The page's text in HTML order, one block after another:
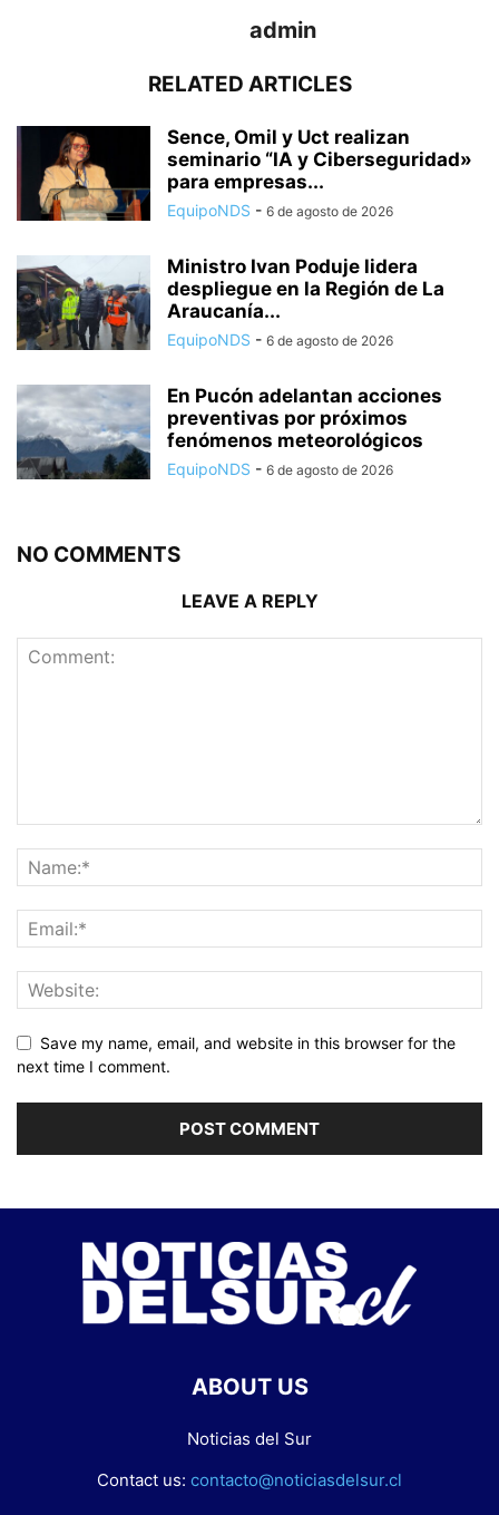
admin
RELATED ARTICLES
Sence, Omil y Uct realizan
seminario “IA y Ciberseguridad»
para empresas...
EquipoNDS - 6 de agosto de 2026
Ministro Ivan Poduje lidera
despliegue en la Región de La
Araucanía...
EquipoNDS - 6 de agosto de 2026
En Pucón adelantan acciones
preventivas por próximos
fenómenos meteorológicos
EquipoNDS - 6 de agosto de 2026
NO COMMENTS
LEAVE A REPLY
Save my name, email, and website in this browser for the
next time I comment.
ABOUT US
Noticias del Sur
Contact us: contacto@noticiasdelsur.cl